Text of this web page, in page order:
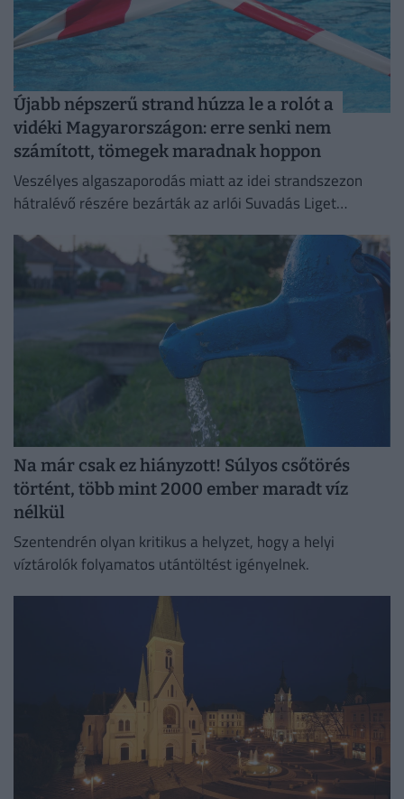
Újabb népszerű strand húzza le a rolót a
vidéki Magyarországon: erre senki nem
számított, tömegek maradnak hoppon
Veszélyes algaszaporodás miatt az idei strandszezon
hátralévő részére bezárták az arlói Suvadás Liget
Na már csak ez hiányzott! Súlyos csőtörés
történt, több mint 2000 ember maradt víz
nélkül
Szentendrén olyan kritikus a helyzet, hogy a helyi
víztárolók folyamatos utántöltést igényelnek.